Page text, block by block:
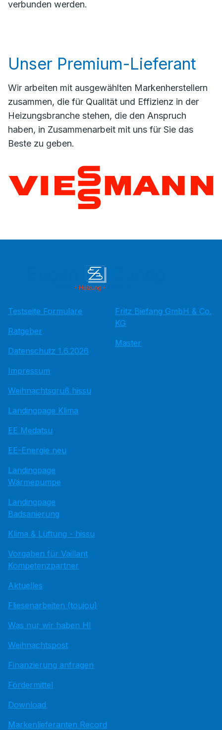
verbunden werden.
Unser Premium-Lieferant
Wir arbeiten mit ausgewählten Markenherstellern
zusammen, die für Qualität und Effizienz in der
Heizungsbranche stehen, die den Anspruch
haben, in Zusammenarbeit mit uns für Sie das
Beste zu geben.
Testseite Formulare
Ratgeber
Datenschutz 1.6.2026
Impressum
Weihnachtsgruß hissu
Landingpage Klima
EE Medatsu
EE-Energie neu
Landingpage
Wärmepumpe
Landingpage
Badsanierung
Klima & Lüftung - hissu
Vorgaben für Vaillant
Kompetenzpartner
Aktuelles
Fliesenarbeiten (toujou)
Was nur wir haben HI
Weihnachtspost
Finanzierung anfragen
Fördermittel
Download
Markenlieferanten Record
Fritz Bie­fang GmbH & Co.
KG
Master